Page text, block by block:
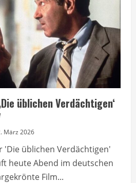
üblichen Verdächtigen‘
März 2026
'Die üblichen Verdächtigen'
heute Abend im deutschen
Film...